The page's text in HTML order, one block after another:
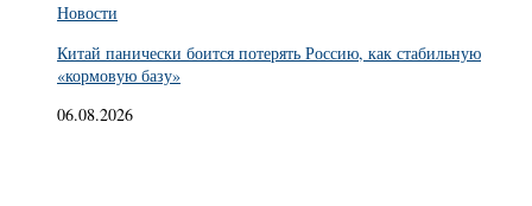
Новости
Китай панически боится потерять Россию, как стабильную
«кормовую базу»
06.08.2026